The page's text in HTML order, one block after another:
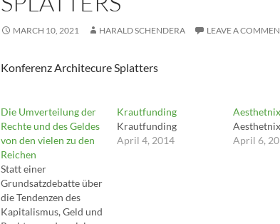
MARCH 10, 2021 HARALD SCHENDERA LEAVE A
Konferenz Architecure Splatters
Die Umverteilung der
Rechte und des Geldes
von den vielen zu den
Reichen
Statt einer
Grundsatzdebatte über
die Tendenzen des
Kapitalismus, Geld und
Krautfunding
Krautfunding
April 4, 2014
Aesthetnix
Aesthetnix
April 6,